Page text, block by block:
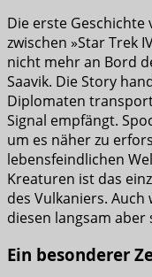
Die erste Geschichte
zwischen »Star Trek
nicht mehr an Bord
Saavik. Die Story
Diplomaten
Signal empfängt.
um es näher zu
lebensfeindlichen
Kreaturen ist das
des Vulkaniers.
diesen langsam
Ein besonderer